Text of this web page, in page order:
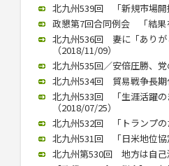
北九州539回 「新規市場開
政懇第7回合同例会 「結果
北九州536回 妻に「ありが
（2018/11/09）
北九州535回／安倍圧勝、
北九州534回 貿易戦争長期
北九州533回 「生涯活躍の
（2018/07/25）
北九州532回 「トランプの
北九州531回 「日米地位協
北九州第530回 地方は自己